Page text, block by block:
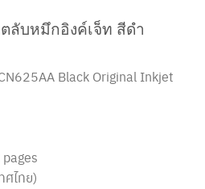
ตลับหมึกอิงค์เจ็ท สีดำ
Black Original Inkjet
ศไทย)